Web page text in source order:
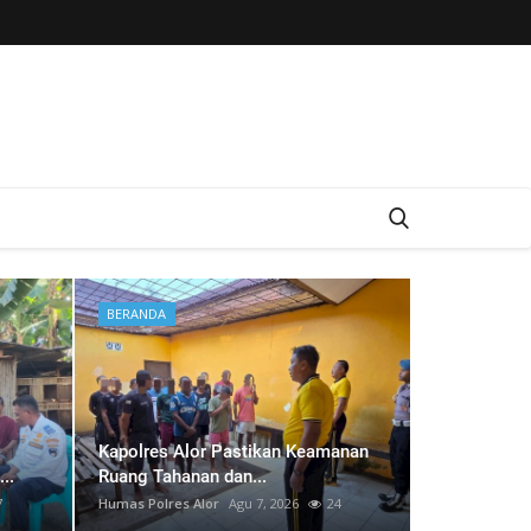
BERANDA
Kapolres Alor Pastikan Keamanan
Ruang Tahanan dan...
Humas Polres Alor Agu 7, 2026 24